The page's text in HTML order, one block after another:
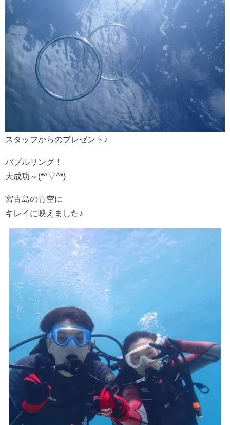
スタッフからのプレゼント♪
バブルリング！
大成功～(*^▽^*)
宮古島の青空に
キレイに映えました♪